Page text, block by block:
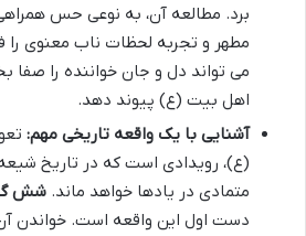
برد. مطالعه آن، به نوعی حس
مطهر و تجربه لحظات ناب معنوی را
می تواند دل و جان خواننده را صفا
اهل بیت (ع) پیوند دهد.
آشنایی با یک واقعه تاریخی مهم:
(ع)، رویدادی است که در تاریخ
متمادی در یادها خواهد ماند. شش
دست اول این واقعه است. خواندن